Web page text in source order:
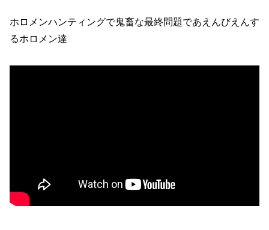
ホロメンハンティングで鬼畜な最終問題であえんびえんす
るホロメン達